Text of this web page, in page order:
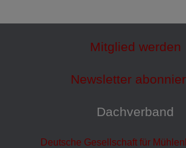
Mitglied werden
Newsletter
Dachverband
Deutsche Gesellschaft für